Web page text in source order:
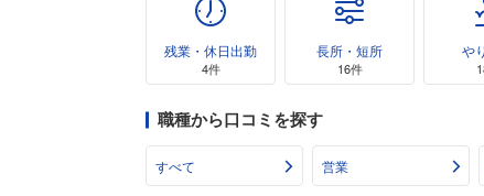
残業・休日出勤
4件
長所・短所
16件
や
職種から口コミを探す
すべて 営業